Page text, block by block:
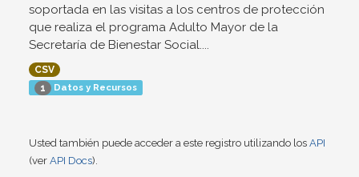
soportada en las visitas a los centros de protección
que realiza el programa Adulto Mayor de la
Secretaría de Bienestar Social....
CSV
1 Datos y Recursos
Usted también puede acceder a este registro utilizando los API
(ver API Docs).